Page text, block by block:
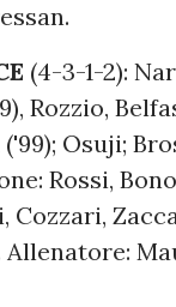
(4-3-1-2):
Rozzio,
Osuji;
Rossi,
Cozzari,